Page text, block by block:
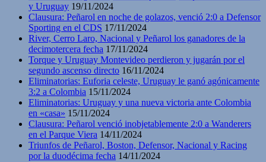
y Uruguay 19/11/2024
Clausura: Peñarol en noche de golazos, venció 2:0 a Defensor
Sporting en el CDS 17/11/2024
River, Cerro Laro, Nacional y Peñarol los ganadores de la
decimotercera fecha 17/11/2024
Torque y Uruguay Montevideo perdieron y jugarán por el
segundo ascenso directo 16/11/2024
Eliminatorias: Euforia celeste, Uruguay le ganó agónicamente
3:2 a Colombia 15/11/2024
Eliminatorias: Uruguay y una nueva victoria ante Colombia
en «casa» 15/11/2024
Clausura: Peñarol venció inobjetablemente 2:0 a Wanderers
en el Parque Viera 14/11/2024
Triunfos de Peñarol, Boston, Defensor, Nacional y Racing
por la duodécima fecha 14/11/2024